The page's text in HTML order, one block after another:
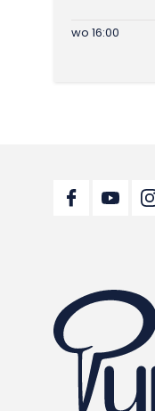
wo 16:00